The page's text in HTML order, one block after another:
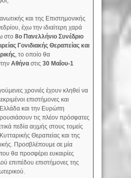
και της Επιστημονικής
έχω την ιδιαίτερη χαρά
στο 8ο Πανελλήνιο Συνέδριο
Γονιδιακής Θεραπείας και
, το οποίο θα
Αθήνα στις 30 Μαΐου-1
χρονιές έχουν κληθεί να
επιστήμονες και
και την Ευρώπη
τις πλέον πρόσφατες
πεδία αιχμής στους τομείς
Θεραπείας και της
Προσβλέπουμε σε μία
θα προσφέρει ευκαιρίες
επιπέδου επιστήμονες της